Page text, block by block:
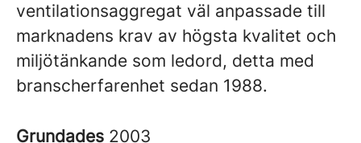
ventilationsaggregat väl anpassade till
marknadens krav av högsta kvalitet och
miljötänkande som ledord, detta med
branscherfarenhet sedan 1988.
Grundades 2003